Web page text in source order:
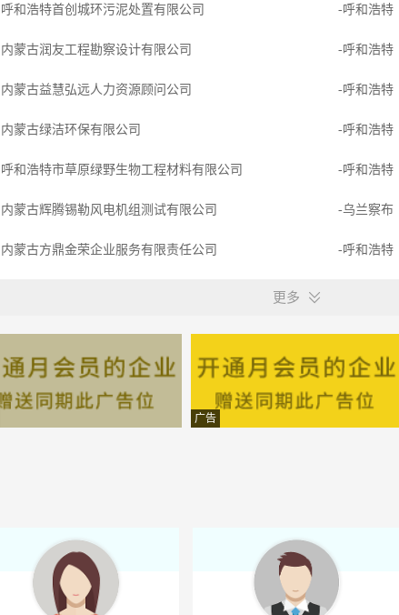
呼和浩特首创城环污泥处置有限公司 -呼和浩特
内蒙古润友工程勘察设计有限公司 -呼和浩特
内蒙古益慧弘远人力资源顾问公司 -呼和浩特
内蒙古绿洁环保有限公司 -呼和浩特
呼和浩特市草原绿野生物工程材料有限公司 -呼和浩特
内蒙古辉腾锡勒风电机组测试有限公司 -乌兰察布
内蒙古方鼎金荣企业服务有限责任公司 -呼和浩特
内蒙古和泰工程咨询有限责任公司 -呼和浩特
内蒙古宇恒工程项目管理有限公司 -呼和浩特
内蒙古平亚房地产开发有限公司
内蒙古弘和节能减排科技有限责任公司
更多
广告